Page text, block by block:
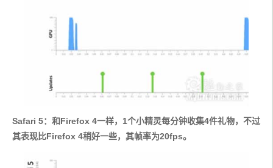
Safari 5：和Firefox 4一样，1个小精灵每分钟收集4件礼物，不过
其表现比Firefox 4稍好一些，其帧率为20fps。